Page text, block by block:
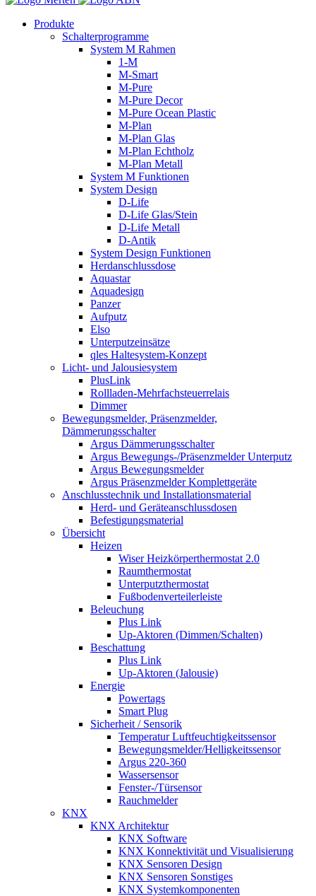
Produkte
Schalterprogramme
System M Rahmen
1-M
M-Smart
M-Pure
M-Pure Decor
M-Pure Ocean Plastic
M-Plan
M-Plan Glas
M-Plan Echtholz
M-Plan Metall
System M Funktionen
System Design
D-Life
D-Life Glas/Stein
D-Life Metall
D-Antik
System Design Funktionen
Herdanschlussdose
Aquastar
Aquadesign
Panzer
Aufputz
Elso
Unterputzeinsätze
qles Haltesystem-Konzept
Licht- und Jalousiesystem
PlusLink
Rollladen-Mehrfachsteuerrelais
Dimmer
Bewegungsmelder, Präsenzmelder,
Dämmerungsschalter
Argus Dämmerungsschalter
Argus Bewegungs-/Präsenzmelder Unterputz
Argus Bewegungsmelder
Argus Präsenzmelder Komplettgeräte
Anschlusstechnik und Installationsmaterial
Herd- und Geräteanschlussdosen
Befestigungsmaterial
Übersicht
Heizen
Wiser Heizkörperthermostat 2.0
Raumthermostat
Unterputzthermostat
Fußbodenverteilerleiste
Beleuchung
Plus Link
Up-Aktoren (Dimmen/Schalten)
Beschattung
Plus Link
Up-Aktoren (Jalousie)
Energie
Powertags
Smart Plug
Sicherheit / Sensorik
Temperatur Luftfeuchtigkeitssensor
Bewegungsmelder/Helligkeitssensor
Argus 220-360
Wassersensor
Fenster-/Türsensor
Rauchmelder
KNX
KNX Architektur
KNX Software
KNX Konnektivität und Visualisierung
KNX Sensoren Design
KNX Sensoren Sonstiges
KNX Systemkomponenten